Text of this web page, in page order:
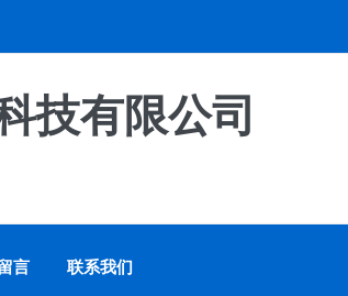
技有限公司
言 联系我们